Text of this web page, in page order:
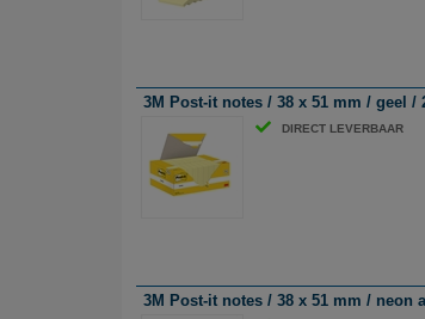
3M Post-it notes / 38 x 51 mm / geel /
DIRECT LEVERBAAR
3M Post-it notes / 38 x 51 mm / neon